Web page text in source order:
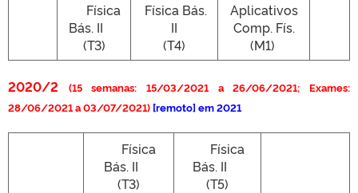
Física
Bás. II
(T3)
Física Bás.
II
(T4)
Aplicativos
Comp. Fís.
(M1)
2020/2
(15 semanas: 15/03/2021 a 26/06/2021; Exames:
28/06/2021 a 03/07/2021) [remoto] em 2021
Física
Bás. II
(T3)
Física
Bás. II
(T5)